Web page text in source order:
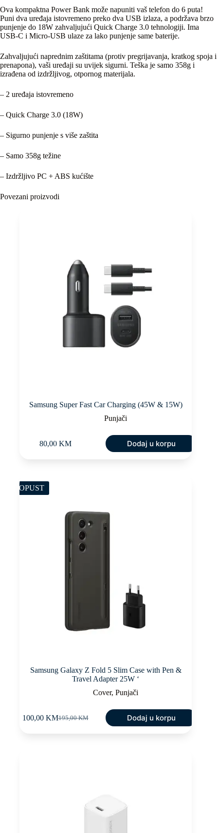
Ova kompaktna Power Bank može napuniti vaš telefon do 6 puta!
Puni dva uređaja istovremeno preko dva USB izlaza, a podržava brzo
punjenje do 18W zahvaljujući Quick Charge 3.0 tehnologiji. Ima
USB-C i Micro-USB ulaze za lako punjenje same baterije.
Zahvaljujući naprednim zaštitama (protiv pregrijavanja, kratkog spoja i
prenapona), vaši uređaji su uvijek sigurni. Teška je samo 358g i
izrađena od izdržljivog, otpornog materijala.
– 2 uređaja istovremeno
– Quick Charge 3.0 (18W)
– Sigurno punjenje s više zaštita
– Samo 358g težine
– Izdržljivo PC + ABS kućište
Povezani proizvodi
Samsung Super Fast Car Charging (45W & 15W)
Punjači
80,00 KM Dodaj u korpu
POPUST
Samsung Galaxy Z Fold 5 Slim Case with Pen &
Travel Adapter 25W ‘
Cover, Punjači
195,00KM
Original
100,00 KMCurrent
Dodaj u korpu